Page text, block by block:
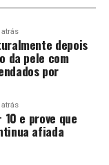
depois
da pele com
por
10 e prove que
afiada